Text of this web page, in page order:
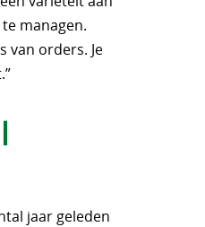
managen.
van orders. Je
jaar geleden